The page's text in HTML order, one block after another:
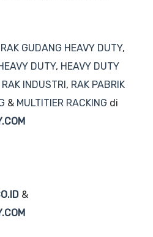
RAK GUDANG HEAVY DUTY,
DUTY, HEAVY DUTY
RAK INDUSTRI , RAK PABRIK
& MULTITIER RACKING di
&